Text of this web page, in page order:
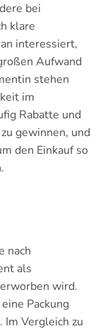
bei
klare
interessiert,
Aufwand
stehen
im
Rabatte und
gewinnen, und
den Einkauf so
nach
als
wird.
Packung
Vergleich zu